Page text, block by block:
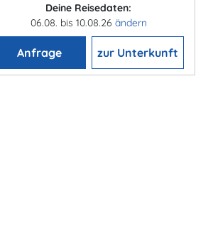
Deine Reisedaten:
06.08. bis 10.08.26 ändern
Anfrage zur Unterkunft